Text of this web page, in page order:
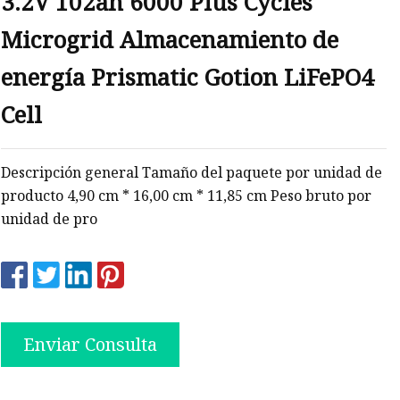
Microgrid Almacenamiento de
energía Prismatic Gotion LiFePO4
Cell
Descripción general Tamaño del paquete por unidad de
producto 4,90 cm * 16,00 cm * 11,85 cm Peso bruto por
unidad de pro
Enviar Consulta